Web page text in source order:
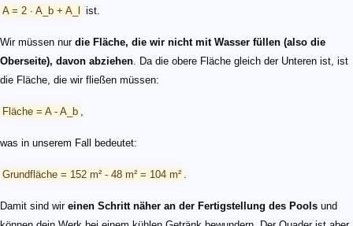
A = 2 ∙ A_b + A_l ist.
Wir müssen nur die Fläche, die wir nicht mit Wasser füllen (also die
Oberseite), davon abziehen . Da die obere Fläche gleich der Unteren ist, ist
die Fläche, die wir fließen müssen:
Fläche = A - A_b
was in unserem Fall bedeutet:
Grundfläche = 152 m² - 48 m² = 104 m²
Damit sind wir einen Schritt näher an der Fertigstellung des Pools und